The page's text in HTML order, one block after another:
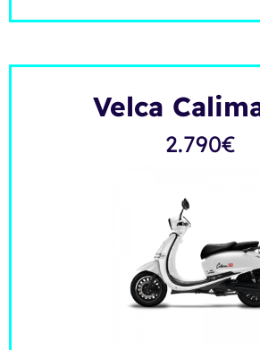
Velca
2.790€